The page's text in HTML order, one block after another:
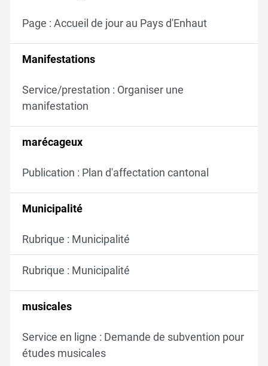
Page : Accueil de jour au Pays d'Enhaut
Manifestations
Service/prestation : Organiser une
manifestation
marécageux
Publication : Plan d'affectation cantonal
Municipalité
Rubrique : Municipalité
Rubrique : Municipalité
musicales
Service en ligne : Demande de subvention pour
études musicales